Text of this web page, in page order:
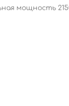
мощность